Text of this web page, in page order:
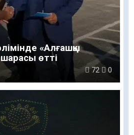
«Алғашқы
шарасы өтті
72 0